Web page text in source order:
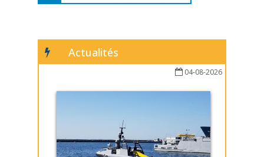
Actualités
04-08-2026